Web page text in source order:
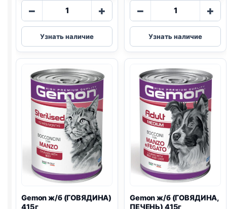
−
Количество
Gemon
ж/
б
РИС)
1,25кг
+
Узнать наличие
−
Количество
Gemon
ж/
б
И
РИС)
1,25кг
+
Узнать наличие
Gemon ж/б (ГОВЯДИНА)
415г
Gemon ж/б (ГОВЯДИНА,
ПЕЧЕНЬ) 415г